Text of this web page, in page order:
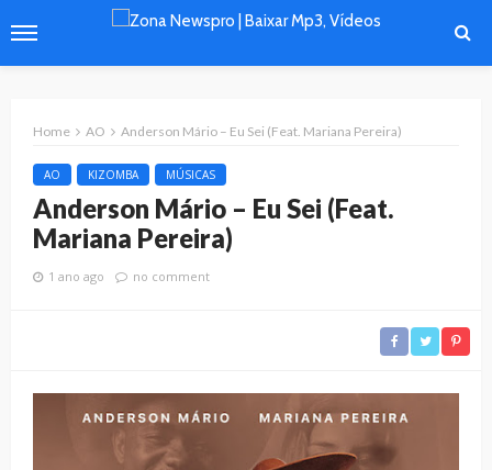
Home AO Anderson Mário – Eu Sei (Feat. Mariana Pereira)
AO KIZOMBA MÚSICAS
Anderson Mário – Eu Sei (Feat.
Mariana Pereira)
1 ano ago no comment